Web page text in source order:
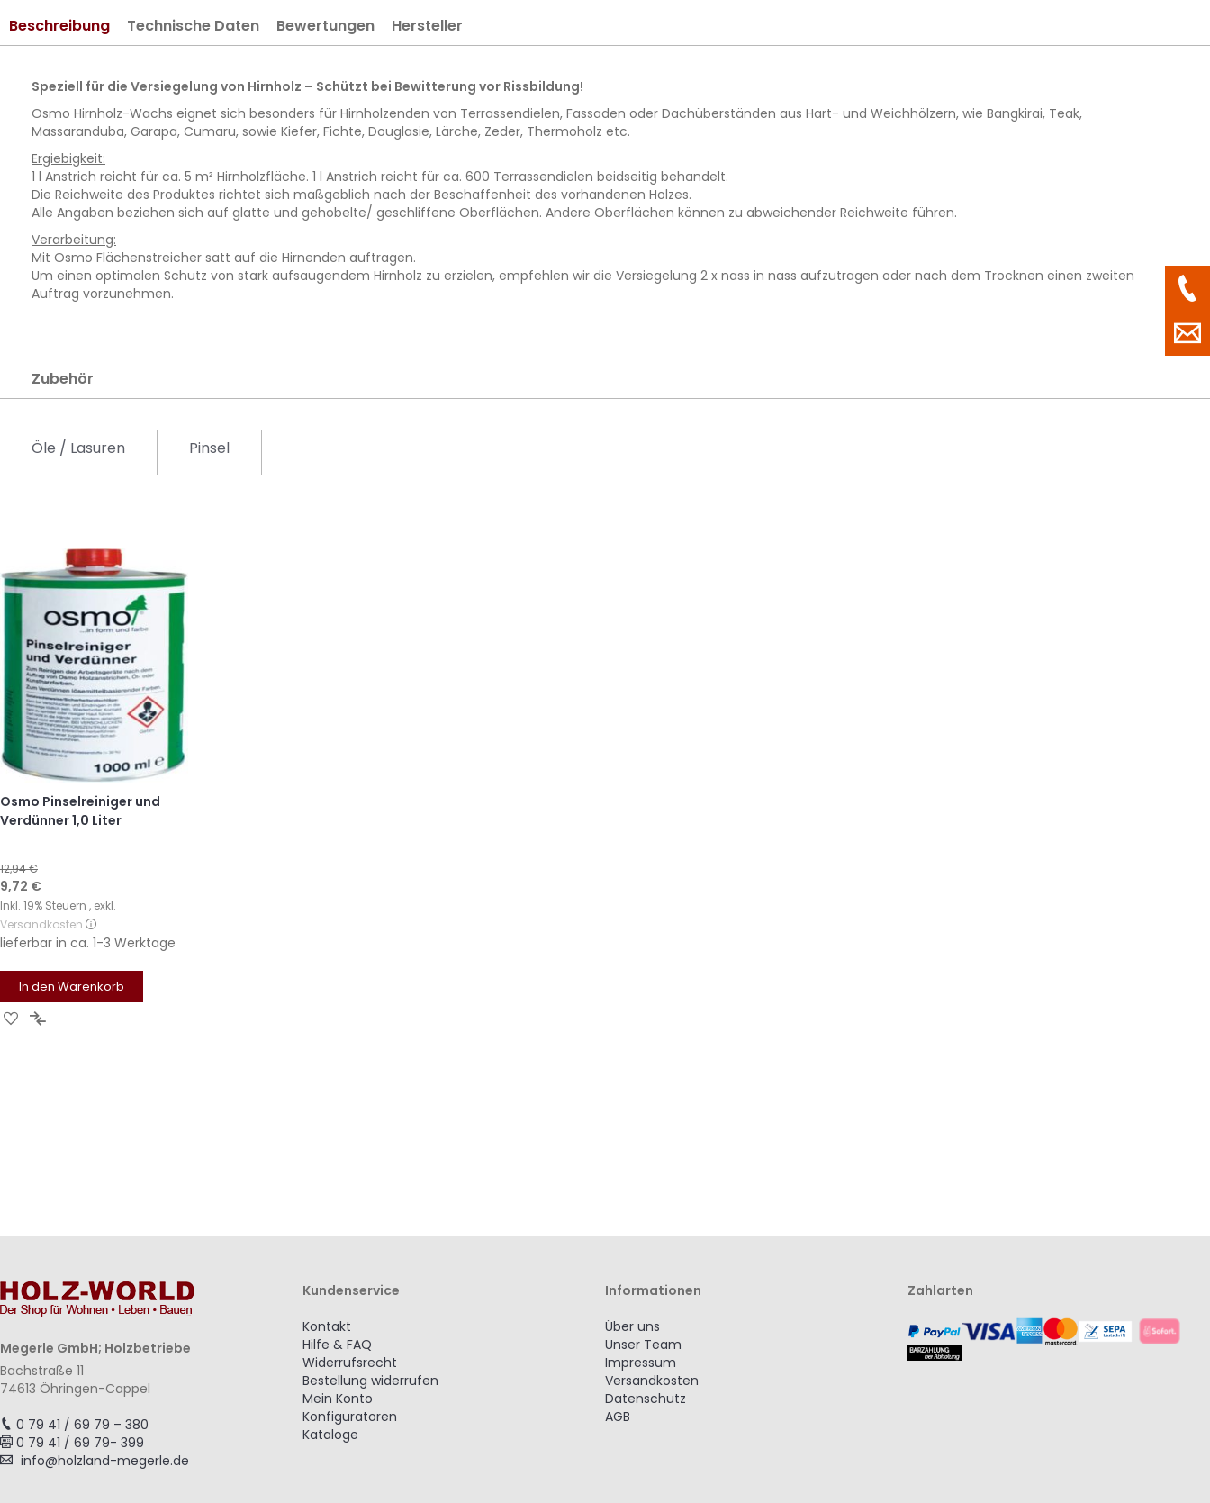
Bildergalerie
springen
Beschreibung
Speziell für die Versiegelung von Hirnholz – Schützt bei Bewitterung vor Rissbildung!
Osmo Hirnholz-Wachs eignet sich besonders für Hirnholzenden von Terrassendielen, Fassaden oder Dachüberständen aus Hart- und Weichhölzern, wie Bangkirai, Teak,
Massaranduba, Garapa, Cumaru, sowie Kiefer, Fichte, Douglasie, Lärche, Zeder, Thermoholz etc.
Ergiebigkeit:
1 l Anstrich reicht für ca. 5 m² Hirnholzfläche. 1 l Anstrich reicht für ca. 600 Terrassendielen beidseitig behandelt.
Die Reichweite des Produktes richtet sich maßgeblich nach der Beschaffenheit des vorhandenen Holzes.
Alle Angaben beziehen sich auf glatte und gehobelte/ geschliffene Oberflächen. Andere Oberflächen können zu abweichender Reichweite führen.
Verarbeitung:
Mit Osmo Flächenstreicher satt auf die Hirnenden auftragen.
Um einen optimalen Schutz von stark aufsaugendem Hirnholz zu erzielen, empfehlen wir die Versiegelung 2 x nass in nass aufzutragen oder nach dem Trocknen einen zweiten
Auftrag vorzunehmen.
Technische Daten Bewertungen Hersteller
Zubehör
Öle / Lasuren
Osmo Pinselreiniger und
Verdünner 1,0 Liter
12,94 €
Sonderangebot
9,72 €
Inkl. 19% Steuern , exkl.
Versandkosten
lieferbar in ca. 1-3 Werktage
In den Warenkorb
Zur Zur
Pinsel
Megerle GmbH; Holzbetriebe
Bachstraße 11
74613 Öhringen-Cappel
0 79 41 / 69 79 – 380
0 79 41 / 69 79- 399
info@holzland-megerle.de
Kundenservice
Kontakt
Hilfe & FAQ
Widerrufsrecht
Bestellung widerrufen
Mein Konto
Konfiguratoren
Kataloge
Informationen
Über uns
Unser Team
Impressum
Versandkosten
Datenschutz
AGB
Zahlarten